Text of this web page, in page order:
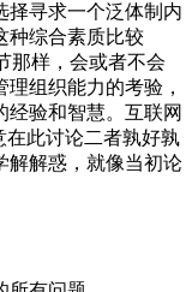
择寻求一个泛体制内
种综合素质比较
那样，会或者不会
组织能力的考验，
经验和智慧。互联网
在此讨论二者孰好孰
解解惑，就像当初论